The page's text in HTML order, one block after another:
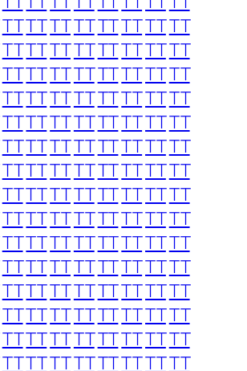
TTTTTTTTTTTTTTTT
TTTTTTTTTTTTTTTT
TTTTTTTTTTTTTTTT
TTTTTTTTTTTTTTTT
TTTTTTTTTTTTTTTT
TTTTTTTTTTTTTTTT
TTTTTTTTTTTTTTTT
TTTTTTTTTTTTTTTT
TTTTTTTTTTTTTTTT
TTTTTTTTTTTTTTTT
TTTTTTTTTTTTTTTT
TTTTTTTTTTTTTTTT
TTTTTTTTTTTTTTTT
TTTTTTTTTTTTTTTT
TTTTTTTTTTTTTTTT